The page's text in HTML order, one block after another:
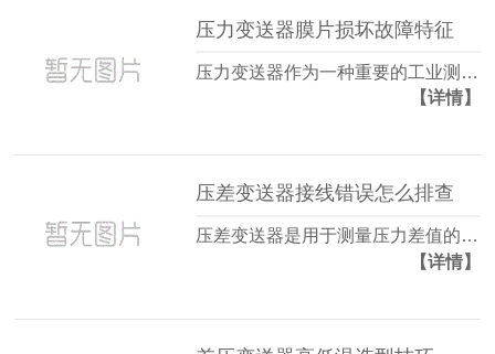
压力变送器膜片损坏故障特征
压力变送器作为一种重要的工业测…
【详情】
压差变送器接线错误怎么排查
压差变送器是用于测量压力差值的…
【详情】